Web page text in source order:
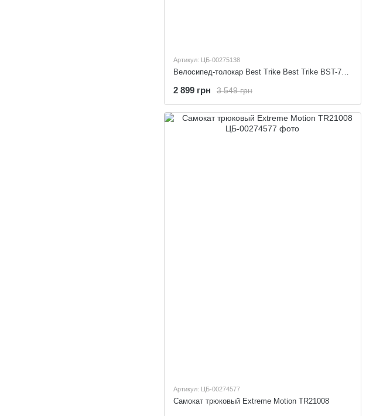
Артикул: ЦБ-00275138
Велосипед-толокар Best Trike Best Trike BST-7702
3 549 грн
2 899 грн
Артикул: ЦБ-00274577
Самокат трюковый Extreme Motion TR21008